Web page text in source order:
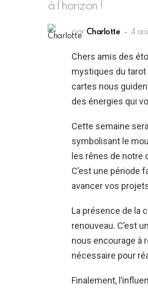
à l’horizon !
par Charlotte 4
Chers amis des
mystiques du
cartes nous
des énergies qui
Cette semaine
symbolisant le
les rênes de notre
C’est une période
avancer vos
La présence de la
renouveau. C’est
nous encourage à
nécessaire pour
Finalement,